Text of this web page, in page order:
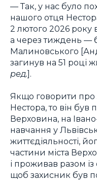
— Так, у нас було
нашого отця
2 лютого 2026 року
а через тиждень —
Малиновського
загинув на 51 році
ред.].
Якщо говорити про
Нестора, то він був
Верховина, на
навчання у
життєдіяльності,
частини міста
і проживав разом із
щоб захисник був